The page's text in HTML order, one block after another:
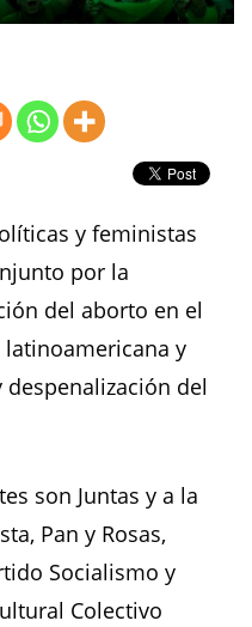
y feministas
por la
del aborto en el
y
del
son Juntas y a la
Pan y Rosas,
Socialismo y
Colectivo